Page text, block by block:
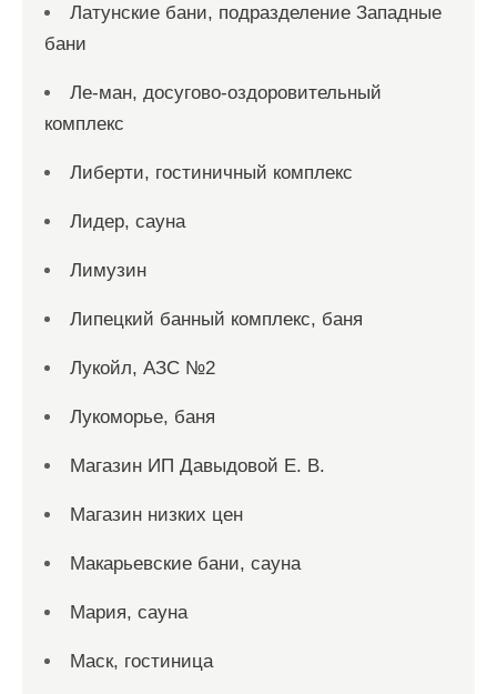
Латунские бани, подразделение Западные
бани
Ле-ман, досугово-оздоровительный
комплекс
Либерти, гостиничный комплекс
Лидер, сауна
Лимузин
Липецкий банный комплекс, баня
Лукойл, АЗС №2
Лукоморье, баня
Магазин ИП Давыдовой Е. В.
Магазин низких цен
Макарьевские бани, сауна
Мария, сауна
Маск, гостиница